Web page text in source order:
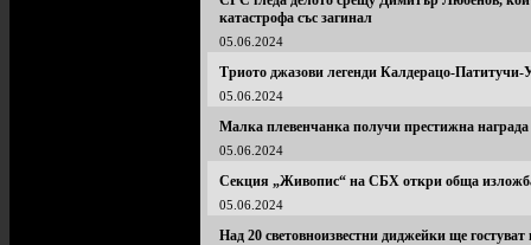
катастрофа със загинал
05.06.2024
Триото джазови легенди Калдерацо-
05.06.2024
Малка плевенчанка получи престижна
05.06.2024
Секция „Живопис“ на СБХ откри обща
05.06.2024
Над 20 световноизвестни диджейки ще